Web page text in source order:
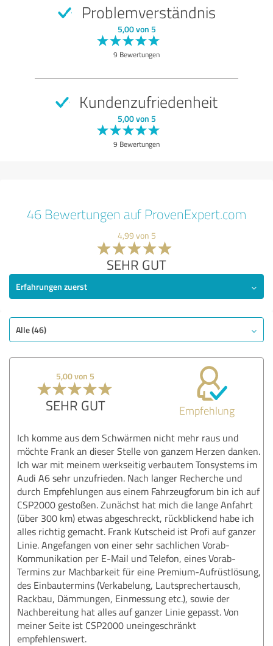
Problemverständnis
5,00 von 5
9 Bewertungen
Kundenzufriedenheit
5,00 von 5
9 Bewertungen
46 Bewertungen auf ProvenExpert.com
4,99 von 5
SEHR GUT
Erfahrungen zuerst
Alle (46)
5,00 von 5
SEHR GUT Empfehlung
Ich komme aus dem Schwärmen nicht mehr raus und
möchte Frank an dieser Stelle von ganzem Herzen danken.
Ich war mit meinem werkseitig verbautem Tonsystems im
Audi A6 sehr unzufrieden. Nach langer Recherche und
durch Empfehlungen aus einem Fahrzeugforum bin ich auf
CSP2000 gestoßen. Zunächst hat mich die lange Anfahrt
(über 300 km) etwas abgeschreckt, rückblickend habe ich
alles richtig gemacht. Frank Kutscheid ist Profi auf ganzer
Linie. Angefangen von einer sehr sachlichen Vorab-
Kommunikation per E-Mail und Telefon, eines Vorab-
Termins zur Machbarkeit für eine Premium-Aufrüstlösung,
des Einbautermins (Verkabelung, Lautsprechertausch,
Rackbau, Dämmungen, Einmessung etc.), sowie der
Nachbereitung hat alles auf ganzer Linie gepasst. Von
meiner Seite ist CSP2000 uneingeschränkt
empfehlenswert.